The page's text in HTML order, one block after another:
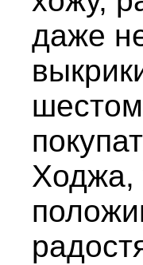
даже
Ходжа,